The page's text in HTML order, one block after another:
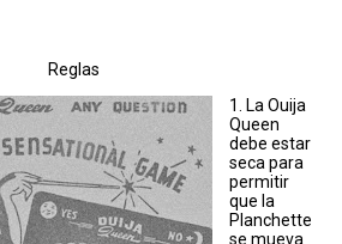
Reglas
1. La Ouija
Queen
debe estar
seca para
permitir
que la
Planchette
se mueva